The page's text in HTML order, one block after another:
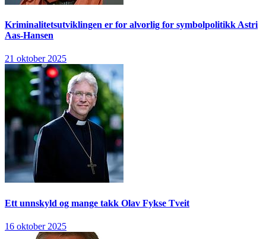
Kriminalitetsutviklingen er for alvorlig for symbolpolitikk Astri
Aas-Hansen
21 oktober 2025
Ett unnskyld og mange takk Olav Fykse Tveit
16 oktober 2025